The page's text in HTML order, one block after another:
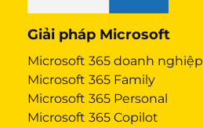
Giải pháp Microsoft
Microsoft 365 doanh nghiệp
Microsoft 365 Family
Microsoft 365 Personal
Microsoft 365 Copilot